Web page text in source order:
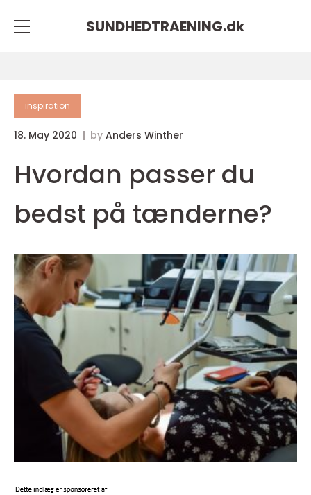
SUNDHEDTRAENING.dk
inspiration
18. May 2020 by Anders Winther
Hvordan passer du
bedst på tænderne?